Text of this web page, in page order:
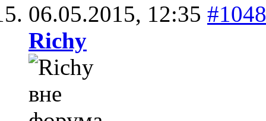
06.05.2015, 12:35 #1048
Richy